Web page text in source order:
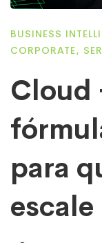
BUSINESS
CORPORATE,
Cloud
para
escale